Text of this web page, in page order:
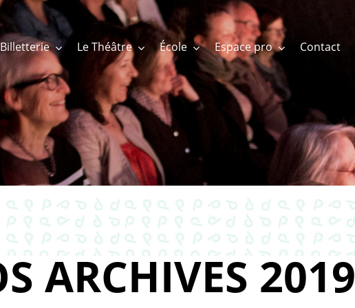
Billetterie Le Théâtre École Espace pro Contact
ARCHIVES 2019